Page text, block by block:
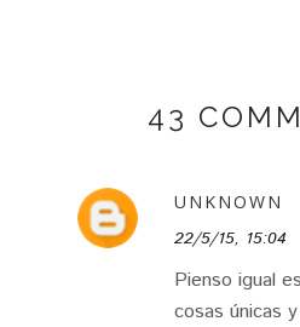
43
UNKNOWN
22/5/15, 15:04
Pienso igual
cosas únicas